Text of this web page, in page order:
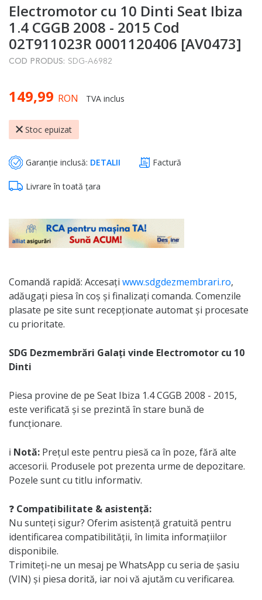
to
the
beginning
of
the
gallery
Electromotor cu 10 Dinti Seat Ibiza
1.4 CGGB 2008 - 2015 Cod
02T911023R 0001120406 [AV0473]
COD PRODUS: SDG-A6982
149,99 RON TVA inclus
Stoc epuizat
Garanție inclusă: DETALII Factură
Livrare în toată țara
Comandă rapidă: Accesați www.sdgdezmembrari.ro,
adăugați piesa în coș și finalizați comanda. Comenzile
plasate pe site sunt recepționate automat și procesate
cu prioritate.
SDG Dezmembrări Galați vinde Electromotor cu 10
Dinti
Piesa provine de pe Seat Ibiza 1.4 CGGB 2008 - 2015,
este verificată și se prezintă în stare bună de
funcționare.
ℹ️ Notă: Prețul este pentru piesă ca în poze, fără alte
accesorii. Produsele pot prezenta urme de depozitare.
Pozele sunt cu titlu informativ.
❓ Compatibilitate & asistență:
Nu sunteți sigur? Oferim asistență gratuită pentru
identificarea compatibilității, în limita informațiilor
disponibile.
Trimiteți-ne un mesaj pe WhatsApp cu seria de șasiu
(VIN) și piesa dorită, iar noi vă ajutăm cu verificarea.